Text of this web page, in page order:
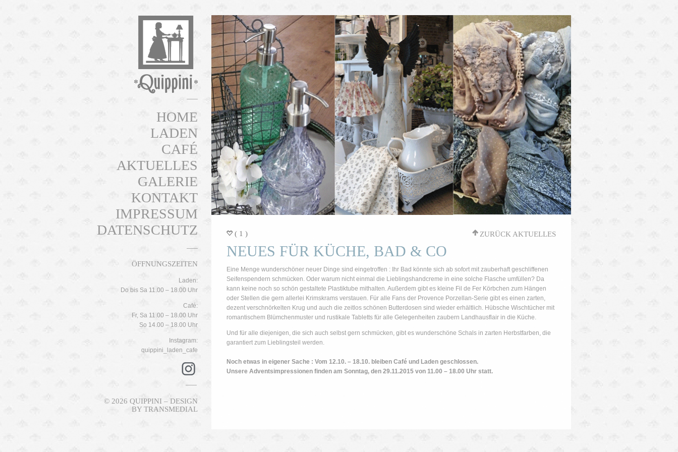
HOME
LADEN
CAFÉ
AKTUELLES
GALERIE
KONTAKT
IMPRESSUM
DATENSCHUTZ
ÖFFNUNGSZEITEN
Laden:
Do bis Sa 11.00 – 18.00 Uhr
Café:
Fr, Sa 11.00 – 18.00 Uhr
So 14.00 – 18.00 Uhr
Instagram:
quippini_laden_cafe
© 2026 QUIPPINI – DESIGN
BY TRANSMEDIAL
' ZURÜCK AKTUELLES
= ( 1 )
NEUES FÜR KÜCHE, BAD & CO
Eine Menge wunderschöner neuer Dinge sind eingetroffen : Ihr Bad könnte sich ab sofort mit zauberhaft geschliffenen
Seifenspendern schmücken. Oder warum nicht einmal die Lieblingshandcreme in eine solche Flasche umfüllen? Da
kann keine noch so schön gestaltete Plastiktube mithalten. Außerdem gibt es kleine Fil de Fer Körbchen zum Hängen
oder Stellen die gern allerlei Krimskrams verstauen. Für alle Fans der Provence Porzellan-Serie gibt es einen zarten,
dezent verschnörkelten Krug und auch die zeitlos schönen Butterdosen sind wieder erhältlich. Hübsche Wischtücher mit
romantischem Blümchenmuster und rustikale Tabletts für alle Gelegenheiten zaubern Landhausflair in die Küche.
Und für alle diejenigen, die sich auch selbst gern schmücken, gibt es wunderschöne Schals in zarten Herbstfarben, die
garantiert zum Lieblingsteil werden.
Noch etwas in eigener Sache : Vom 12.10. – 18.10. bleiben Café und Laden geschlossen.
Unsere Adventsimpressionen finden am Sonntag, den 29.11.2015 von 11.00 – 18.00 Uhr statt.